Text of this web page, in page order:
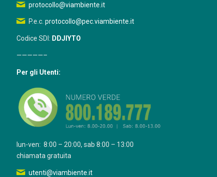
protocollo@viambiente.it
P.e.c. protocollo@pec.viambiente.it
Codice SDI: DDJIYTO
—————–
Per gli Utenti:
lun-ven: 8:00 – 20:00, sab 8:00 – 13:00
chiamata gratuita
utenti@viambiente.it